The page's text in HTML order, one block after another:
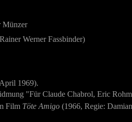
Münzer
Werner Fassbinder)
1969).
"Für Claude Chabrol, Eric
Film Töte Amigo (1966, Regie: